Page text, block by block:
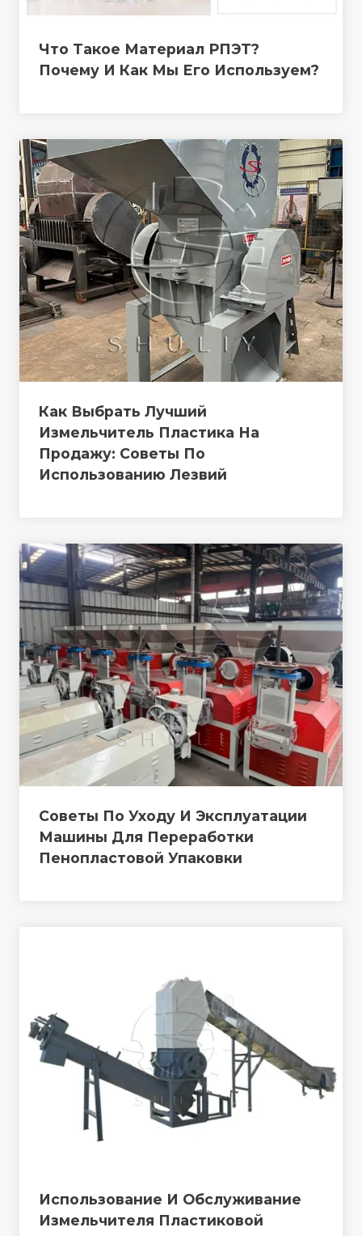
Что Такое Материал РПЭТ?
Почему И Как Мы Его Используем?
Как Выбрать Лучший
Измельчитель Пластика На
Продажу: Советы По
Использованию Лезвий
Советы По Уходу И Эксплуатации
Машины Для Переработки
Пенопластовой Упаковки
Использование И Обслуживание
Измельчителя Пластиковой